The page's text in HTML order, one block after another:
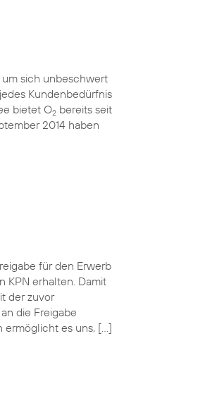
sich unbeschwert
Kundenbedürfnis
bietet O2 bereits seit
2014 haben
für den Erwerb
KPN erhalten. Damit
der zuvor
die Freigabe
ermöglicht es uns, […]